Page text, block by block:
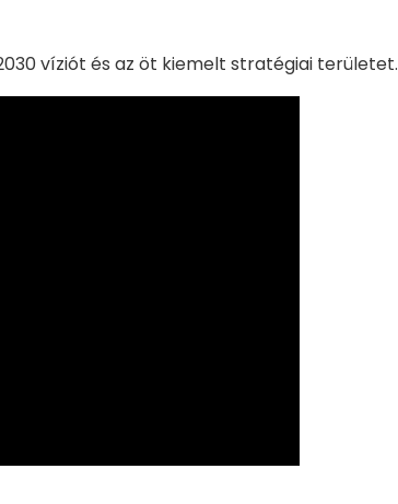
víziót és az öt kiemelt stratégiai területet.